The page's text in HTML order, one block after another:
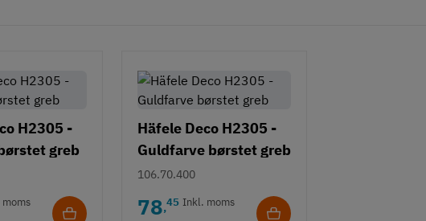
H2305 -
greb
Häfele Deco H2305 -
Guldfarve børstet greb
106.70.400
78,45 Inkl. moms